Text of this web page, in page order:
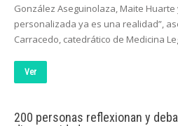
González Aseguinolaza, Maite Huarte
personalizada ya es una realidad”,
Carracedo, catedrático de Medicina
Ver
200 personas reflexionan y